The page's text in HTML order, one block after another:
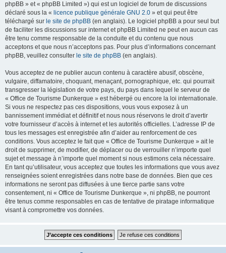
phpBB » et « phpBB Limited ») qui est un logiciel de forum de discussions
déclaré sous la « licence publique générale GNU 2.0 » et qui peut être
téléchargé sur le site de phpBB (en anglais). Le logiciel phpBB a pour seul but
de faciliter les discussions sur internet et phpBB Limited ne peut en aucun cas
être tenu comme responsable de la conduite et du contenu que nous
acceptons et que nous n’acceptons pas. Pour plus d’informations concernant
phpBB, veuillez consulter le site de phpBB (en anglais).
Vous acceptez de ne publier aucun contenu à caractère abusif, obscène,
vulgaire, diffamatoire, choquant, menaçant, pornographique, etc. qui pourrait
transgresser la législation de votre pays, du pays dans lequel le serveur de
« Office de Tourisme Dunkerque » est hébergé ou encore la loi internationale.
Si vous ne respectez pas ces dispositions, vous vous exposez à un
bannissement immédiat et définitif et nous nous réservons le droit d’avertir
votre fournisseur d’accès à internet et les autorités officielles. L’adresse IP de
tous les messages est enregistrée afin d’aider au renforcement de ces
conditions. Vous acceptez le fait que « Office de Tourisme Dunkerque » ait le
droit de supprimer, de modifier, de déplacer ou de verrouiller n’importe quel
sujet et message à n’importe quel moment si nous estimons cela nécessaire.
En tant qu’utilisateur, vous acceptez que toutes les informations que vous avez
renseignées soient enregistrées dans notre base de données. Bien que ces
informations ne seront pas diffusées à une tierce partie sans votre
consentement, ni « Office de Tourisme Dunkerque », ni phpBB, ne pourront
être tenus comme responsables en cas de tentative de piratage informatique
visant à compromettre vos données.